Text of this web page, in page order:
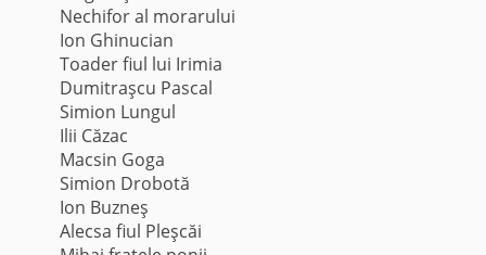
Nechifor al morarului
Ion Ghinucian
Toader fiul lui Irimia
Dumitraşcu Pascal
Simion Lungul
Ilii Căzac
Macsin Goga
Simion Drobotă
Ion Buzneş
Alecsa fiul Pleşcăi